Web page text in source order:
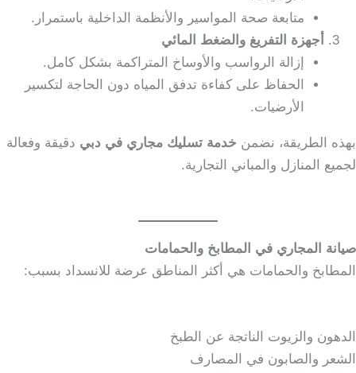
متابعة صحة المواسير والأنظمة الداخلية باستمرار.
أجهزة التفريغ والضغط المائي
إزالة الرواسب والأوساخ المتراكمة بشكل كامل.
الحفاظ على كفاءة تدفق المياه دون الحاجة لتكسير
الأرضيات.
بهذه الطريقة، نضمن خدمة تسليك مجاري في دبي دقيقة وفعالة
لجميع المنازل والمباني التجارية.
صيانة المجاري في المطابخ والحمامات
المطابخ والحمامات هي أكثر المناطق عرضة للانسداد بسبب:
الدهون والزيوت الناتجة عن الطبخ
الشعر والصابون في المصارف